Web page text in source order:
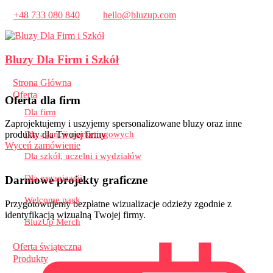
+48 733 080 840 hello@bluzup.com
Bluzy Dla Firm i Szkół
Strona Główna
Oferta
Dla firm
Dla agencji marketingowych
Dla szkół, uczelni i wydziałów
Dla organizacji
Welcome pack
BluzUp Merch
Oferta świąteczna
Produkty
Oferta dla firm
Zaprojektujemy i uszyjemy spersonalizowane bluzy oraz inne
produkty dla Twojej firmy
Wyceń zamówienie
Darmowe projekty graficzne
Przygotowujemy bezpłatne wizualizacje odzieży zgodnie z
identyfikacją wizualną Twojej firmy.